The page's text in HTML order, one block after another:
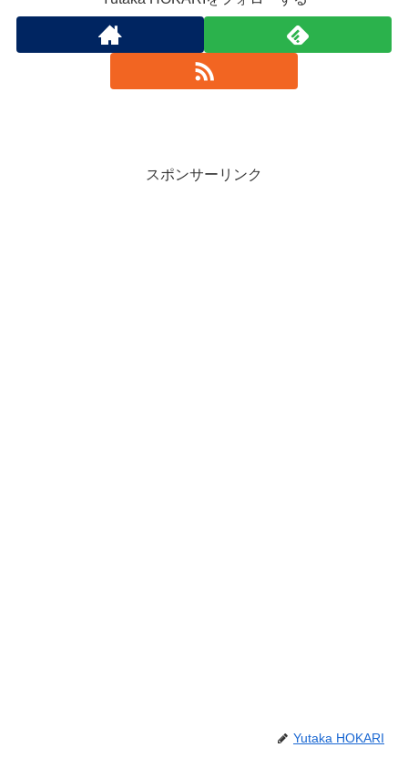
スポンサーリンク
Yutaka HOKARI